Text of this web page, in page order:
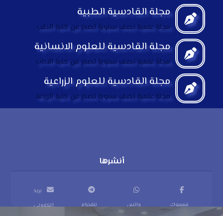
مجلة القادسية الطبية
مجلة علمية نصف سنوية تصدر عن كلية الطب
مجلة القادسية للعلوم الانسانية
مجلة علمية نصف سنوية تصدر عن كلية الاداب
مجلة القادسية للعلوم الزراعية
مجلة علمية نصف سنوية تصدر عن كلية الزراعة
فيسبوك
واتس
تيليجرام
بريد
إلكتروني